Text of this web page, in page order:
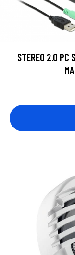
STEREO 2.0 PC